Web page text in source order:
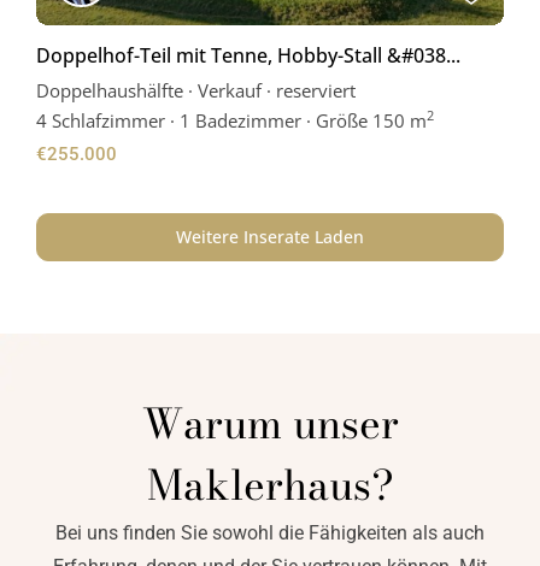
Doppelhof-Teil mit Tenne, Hobby-Stall &#038...
Doppelhaushälfte · Verkauf· reserviert
4 Schlafzimmer · 1 Badezimmer · Größe 150 m2
€255.000
Weitere Inserate Laden
Warum unser
Maklerhaus?
Bei uns finden Sie sowohl die Fähigkeiten als auch